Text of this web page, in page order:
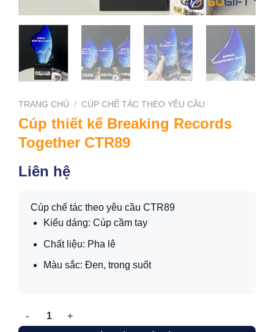
TRANG CHỦ / CÚP CHẾ TÁC THEO YÊU CẦU
Cúp thiết kế Breaking Records
Together CTR89
Liên hệ
Cúp chế tác theo yêu cầu CTR89
Kiểu dáng: Cúp cầm tay
Chất liệu: Pha lê
Màu sắc: Đen, trong suốt
Cúp thiết kế Breaking Records Together CTR89 số lượng